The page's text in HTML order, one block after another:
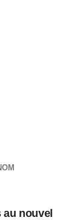
au nouvel